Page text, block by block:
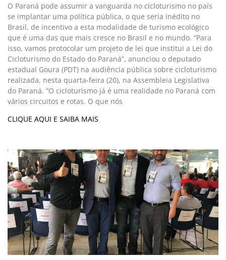
O Paraná pode assumir a vanguarda no cicloturismo no país
se implantar uma política pública, o que seria inédito no
Brasil, de incentivo a esta modalidade de turismo ecológico
que é uma das que mais cresce no Brasil e no mundo. “Para
isso, vamos protocolar um projeto de lei que institui a Lei do
Cicloturismo do Estado do Paraná”, anunciou o deputado
estadual Goura (PDT) na audiência pública sobre cicloturismo
realizada, nesta quarta-feira (20), na Assembleia Legislativa
do Paraná. “O cicloturismo já é uma realidade no Paraná com
vários circuitos e rotas. O que nós
CLIQUE AQUI E SAIBA MAIS